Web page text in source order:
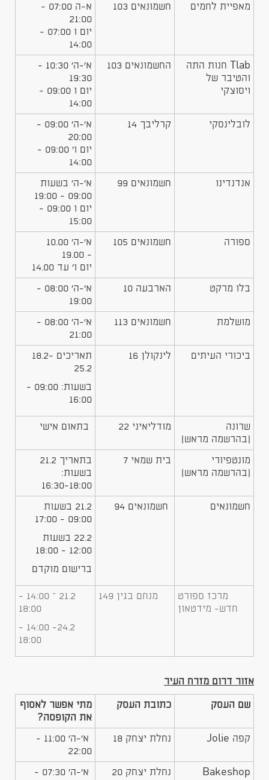
מאפיית לחמים חשמונאים 103
א-ה 07:00 -
21:00
יום ו 07:00 -
14:00
Tlab חנות התה
והטיבר של
ויסוצקי
החשמונאים 103
א'-ה' 10:30 -
19:30
יום ו 09:00 -
14:00
לובלינסקי קרליבך 14
א'-ה' 09:00 -
20:00
יום ו' 09:00 -
14:00
אנדנדינו חשמונאים 99
א'-ה' בשעות
09:00 - 19:00
יום ו 09:00 -
15:00
ספורה חשמונאים 105
א'-ה' 10.00
- 19.00
יום ו' עד 14.00
​בלו מרקט ​הארבעה 10
​א'-ה' 08:00 -
19:00
​מושלמת ​חשמונאים 113
​א'-ה' 08:00 -
21:00
ביכורי העיתים לינקולן 16
תאריכים 18.2-
25.2
בשעות: 09:00 -
16:00
שרונה
(בהרשמה מראש)
מודליאיני 22 בתאום אישי
מונטפיורי
(בהרשמה מראש)
בית שמאי 7 בתאריך 21.2
בשעות:
16:30-18:00
חשמונאים חשמונאים 94
21.2 בשעות
09:00 - 17:00
22.2 בשעות
12:00 - 18:00
ברישום מוקדם
​מרכז ספורט
חדש- מידטאון
​מנחם בגין 149
21.2 – 14:00 -
18:00
24.2- 14:00 -
18:00
אזור דרום מזרח העיר
שם העסק כתובת העסק
מתי אפשר לאסוף
את הקופסה?
קפה Jolie נחלת יצחק 18
א'-ה' 11:00 -
22:00
Bakeshop נחלת יצחק 20 א'-ה' 07:30 -